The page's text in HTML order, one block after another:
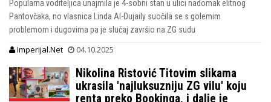
IMPERIJALOVE POZNATE FACE
Popularna voditeljica unajmila je 4-sobni stan u ulici nadomak elitnog
Pantovčaka, no vlasnica Linda Al-Dujaily suočila se s golemim
problemom i dugovima pa je slučaj završio na ZG sudu
Imperijal.Net 04.10.2025
Nikolina Ristović Titovim slikama
ukrasila 'najluksuzniju ZG vilu' koju
renta preko Bookinga, i dalje je